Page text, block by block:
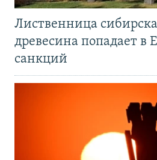
Лиственница
древесина попадает в
санкций